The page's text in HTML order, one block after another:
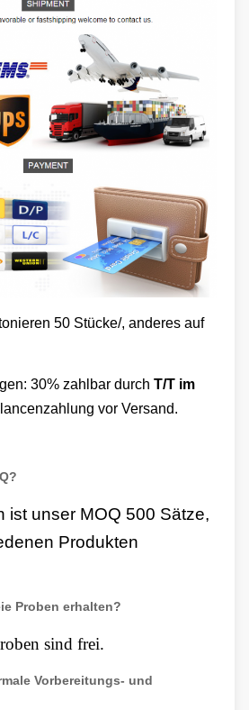
50 Stücke/, anderes auf
30% zahlbar durch T/T im
vor Versand.
ist unser MOQ 500 Sätze,
Produkten
Proben erhalten?
sind frei.
Vorbereitungs- und